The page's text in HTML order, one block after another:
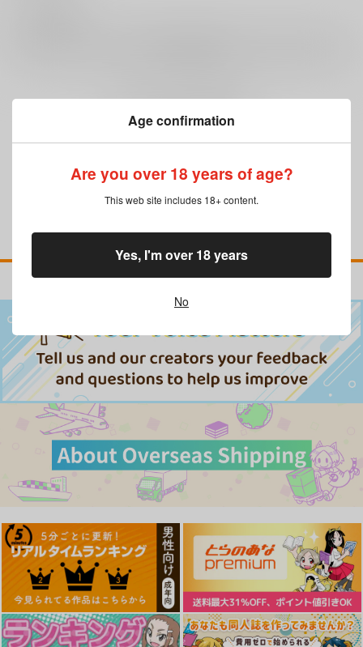
Age confirmation
Are you over 18 years of age?
This web site includes 18+ content.
No
Yes, I'm over 18 years